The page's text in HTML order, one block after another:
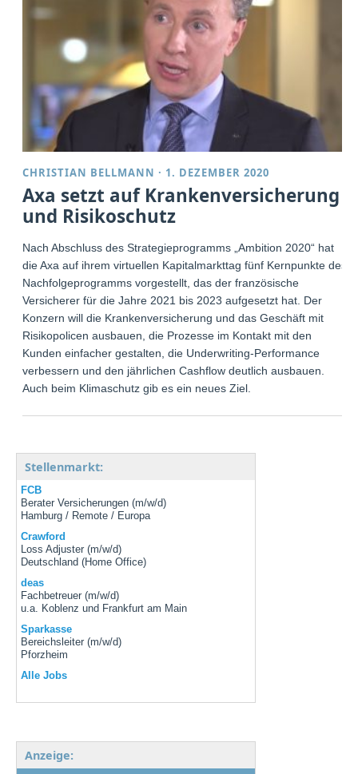
CHRISTIAN BELLMANN · 1. DEZEMBER 2020
Axa setzt auf Krankenversicherung
und Risikoschutz
Nach Abschluss des Strategieprogramms „Ambition 2020“ hat
die Axa auf ihrem virtuellen Kapitalmarkttag fünf Kernpunkte des
Nachfolgeprogramms vorgestellt, das der französische
Versicherer für die Jahre 2021 bis 2023 aufgesetzt hat. Der
Konzern will die Krankenversicherung und das Geschäft mit
Risikopolicen ausbauen, die Prozesse im Kontakt mit den
Kunden einfacher gestalten, die Underwriting-Performance
verbessern und den jährlichen Cashflow deutlich ausbauen.
Auch beim Klimaschutz gib es ein neues Ziel.
Stellenmarkt:
FCB
Berater Versicherungen (m/w/d)
Hamburg / Remote / Europa
Crawford
Loss Adjuster (m/w/d)
Deutschland (Home Office)
deas
Fachbetreuer (m/w/d)
u.a. Koblenz und Frankfurt am Main
Sparkasse
Bereichsleiter (m/w/d)
Pforzheim
Alle Jobs
Anzeige: